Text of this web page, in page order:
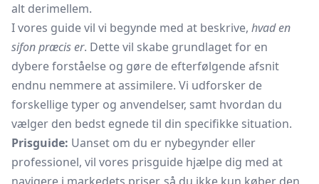
alt derimellem.
I vores guide vil vi begynde med at beskrive, hvad en
sifon præcis er. Dette vil skabe grundlaget for en
dybere forståelse og gøre de efterfølgende afsnit
endnu nemmere at assimilere. Vi udforsker de
forskellige typer og anvendelser, samt hvordan du
vælger den bedst egnede til din specifikke situation.
Prisguide: Uanset om du er nybegynder eller
professionel, vil vores prisguide hjælpe dig med at